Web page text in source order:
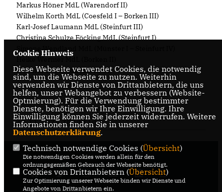
Markus Höner MdL (Warendorf II)
Wilhelm Korth MdL (Coesfeld I – Borken III)
Karl-Josef Laumann MdL (Steinfurt III)
Christina Schulze Föcking MdL (Steinfurt I)
Simone Wendland MdL (Münster I – Steinfurt IV)
Hendrik Wüst MdL (Borken I)
12.11.2025, 08:48 Uhr
Cookie Hinweis
Diese Webseite verwendet Cookies, die notwendig
sind, um die Webseite zu nutzen. Weiterhin
verwenden wir Dienste von Drittanbietern, die uns
helfen, unser Webangebot zu verbessern (Website-
Optmierung). Für die Verwendung bestimmter
Dienste, benötigen wir Ihre Einwilligung. Ihre
Einwilligung können Sie jederzeit widerrufen. Weitere
Informationen finden Sie in unserer
Datenschutzerklärung.
Technisch notwendige Cookies (Übersicht)
Die notwendigen Cookies werden allein für den
ordnungsgemäßen Gebrauch der Webseite benötigt.
Cookies von Drittanbietern (Übersicht)
Zur Optimierung unserer Webseite binden wir Dienste und
Angebote von Drittanbietern ein.